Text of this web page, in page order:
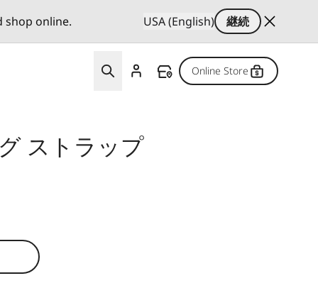
shop online. USA (English)
継続
Online Store
ストラップ